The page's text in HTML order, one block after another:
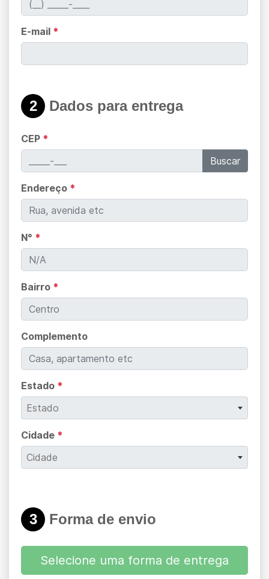
E-mail *
2 Dados para entrega
CEP *
Buscar
Endereço *
N° *
Bairro *
Complemento
Estado *
Estado
Cidade *
Cidade
3 Forma de envio
Selecione uma forma de entrega